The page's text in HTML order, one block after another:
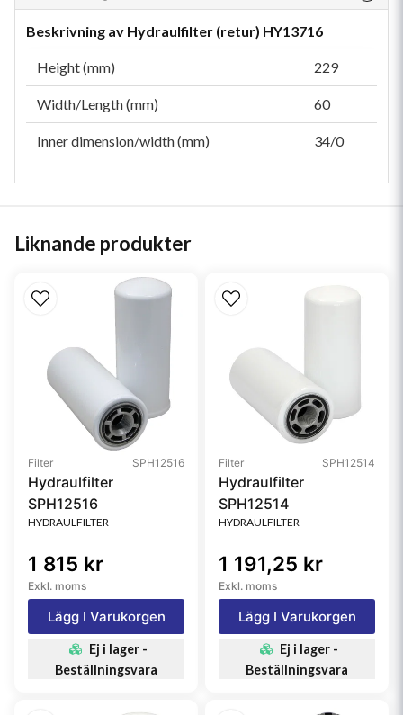
Beskrivning av Hydraulfilter (retur) HY13716
Height (mm) 229
Width/Length (mm) 60
Inner dimension/width (mm) 34/0
Liknande produkter
Filter SPH12516
Hydraulfilter
SPH12516
HYDRAULFILTER
1 815 kr
Exkl. moms
Lägg I Varukorgen
Ej i lager -
Beställningsvara
Filter SPH12514
Hydraulfilter
SPH12514
HYDRAULFILTER
1 191,25 kr
Exkl. moms
Lägg I Varukorgen
Ej i lager -
Beställningsvara